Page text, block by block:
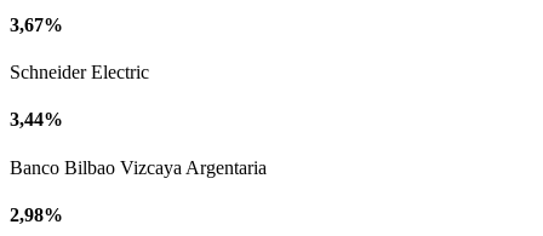
3,67%
Schneider Electric
3,44%
Banco Bilbao Vizcaya Argentaria
2,98%